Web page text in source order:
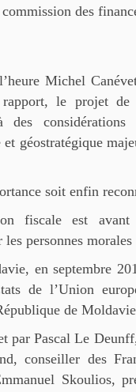
des
Michel
le projet de
des
géostratégique
soit enfin
fiscale est
personnes
en septembre
de l’Union
de
par Pascal Le
conseiller des
Skoulios,